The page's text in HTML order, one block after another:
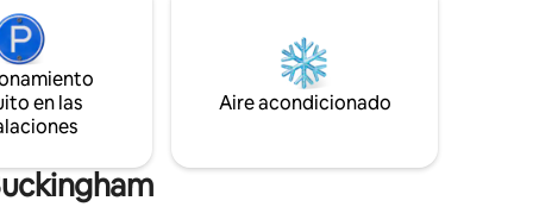
Wifi
en
opción
menos de 18 minutos a pie de Harrods, el
Palacio de Buckingham y Battersea Park.
Ten en cuenta que este departamento
está en el último piso sin elevador
en las
Aire acondicionado